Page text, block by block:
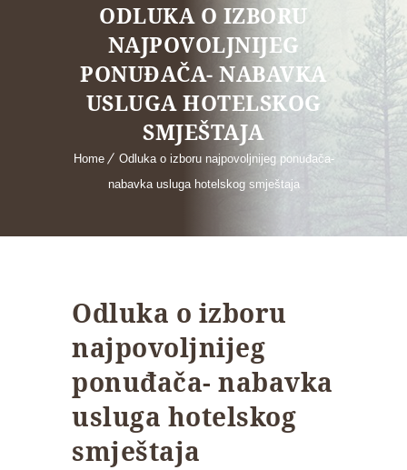
ODLUKA O IZBORU
NAJPOVOLJNIJEG
PONUĐAČA- NABAVKA
USLUGA HOTELSKOG
SMJEŠTAJA
Home
Odluka o izboru najpovoljnijeg ponuđača-
nabavka usluga hotelskog smještaja
Odluka o izboru
najpovoljnijeg
ponuđača- nabavka
usluga hotelskog
smještaja